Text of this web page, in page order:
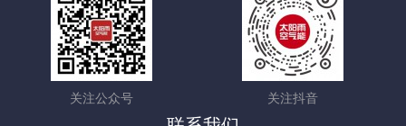
关注公众号 关注抖音